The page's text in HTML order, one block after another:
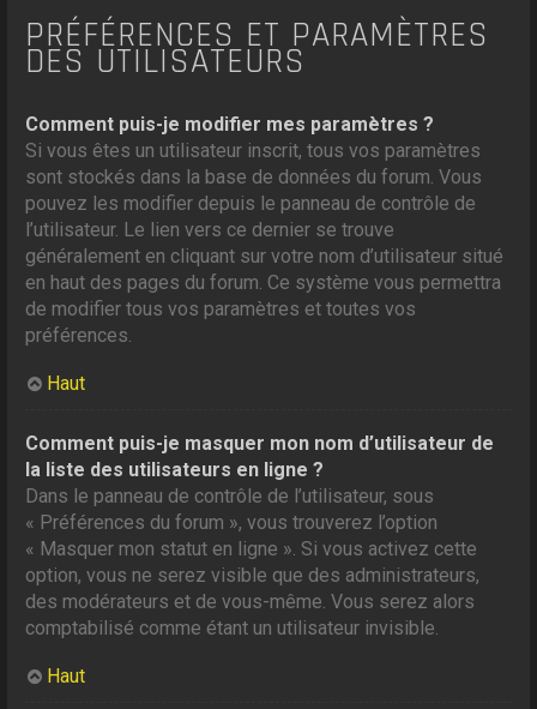
PRÉFÉRENCES ET PARAMÈTRES
DES UTILISATEURS
Comment puis-je modifier mes paramètres ?
Si vous êtes un utilisateur inscrit, tous vos paramètres
sont stockés dans la base de données du forum. Vous
pouvez les modifier depuis le panneau de contrôle de
l’utilisateur. Le lien vers ce dernier se trouve
généralement en cliquant sur votre nom d’utilisateur situé
en haut des pages du forum. Ce système vous permettra
de modifier tous vos paramètres et toutes vos
préférences.
Haut
Comment puis-je masquer mon nom d’utilisateur de
la liste des utilisateurs en ligne ?
Dans le panneau de contrôle de l’utilisateur, sous
« Préférences du forum », vous trouverez l’option
« Masquer mon statut en ligne ». Si vous activez cette
option, vous ne serez visible que des administrateurs,
des modérateurs et de vous-même. Vous serez alors
comptabilisé comme étant un utilisateur invisible.
Haut